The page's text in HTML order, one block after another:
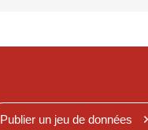
Publier un jeu de données